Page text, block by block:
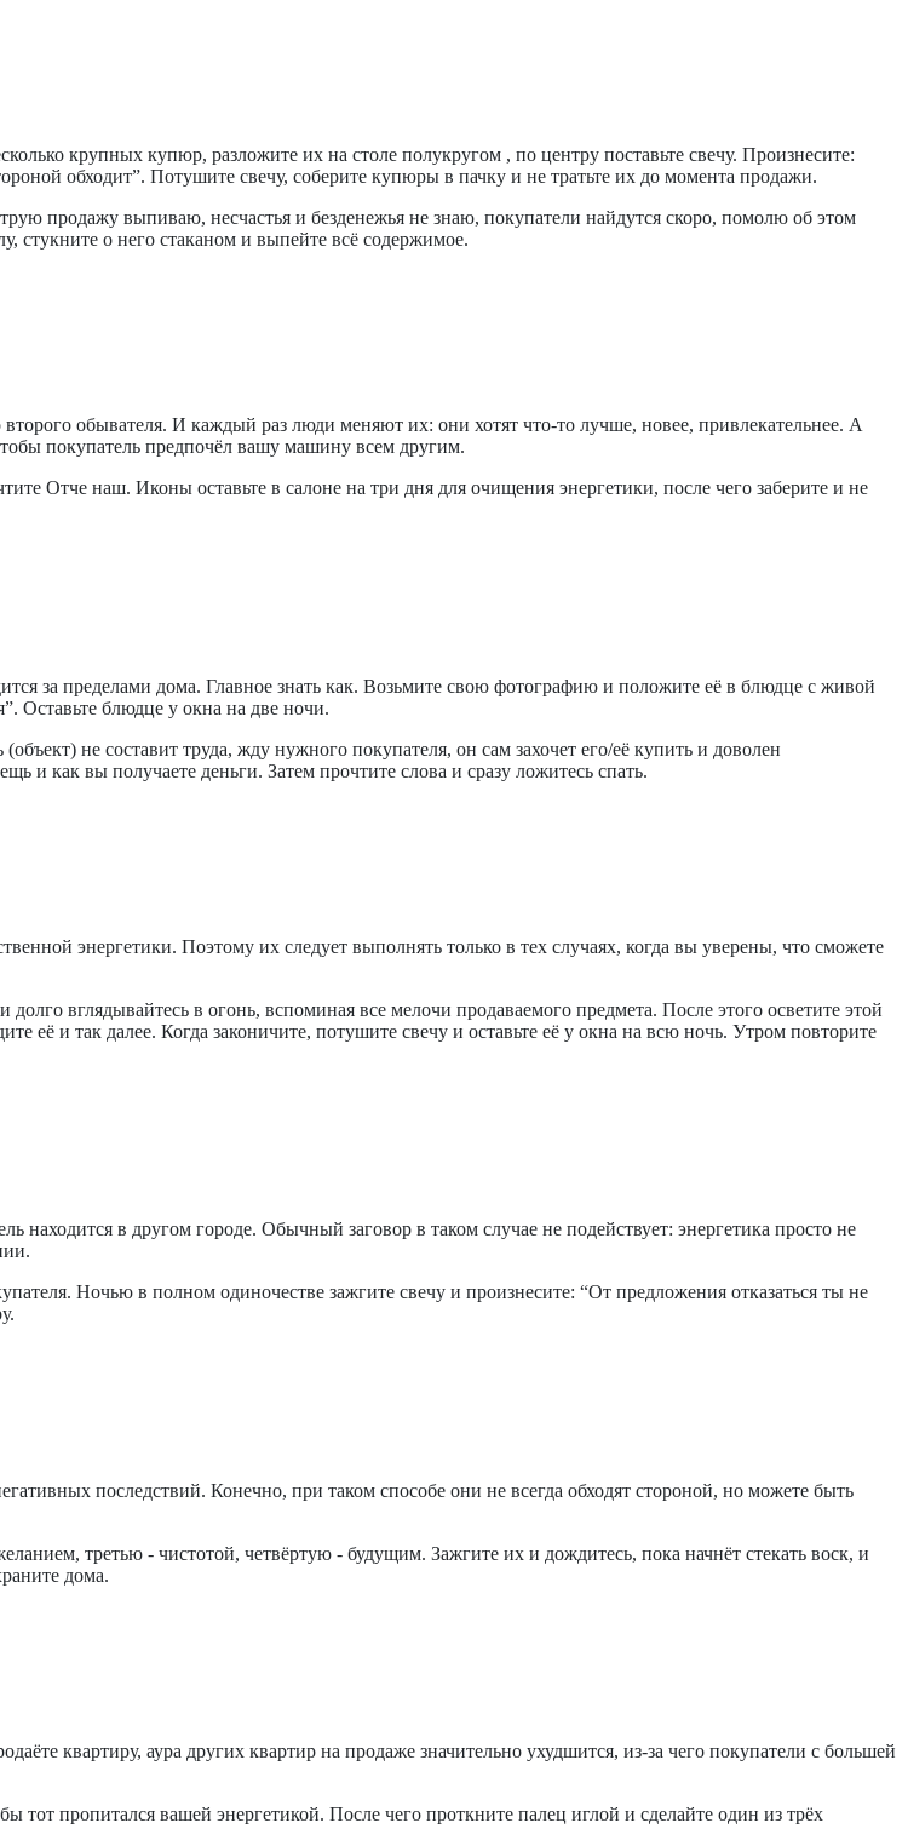
крупных купюр, разложите их на столе полукругом , по центру поставьте свечу. Произнесите:
обходит”. Потушите свечу, соберите купюры в пачку и не тратьте их до момента продажи.
продажу выпиваю, несчастья и безденежья не знаю, покупатели найдутся скоро, помолю об этом
стукните о него стаканом и выпейте всё содержимое.
обывателя. И каждый раз люди меняют их: они хотят что-то лучше, новее, привлекательнее. А
покупатель предпочёл вашу машину всем другим.
Отче наш. Иконы оставьте в салоне на три дня для очищения энергетики, после чего заберите и не
за пределами дома. Главное знать как. Возьмите свою фотографию и положите её в блюдце с живой
Оставьте блюдце у окна на две ночи.
не составит труда, жду нужного покупателя, он сам захочет его/её купить и доволен
и как вы получаете деньги. Затем прочтите слова и сразу ложитесь спать.
энергетики. Поэтому их следует выполнять только в тех случаях, когда вы уверены, что сможете
вглядывайтесь в огонь, вспоминая все мелочи продаваемого предмета. После этого осветите этой
её и так далее. Когда законичите, потушите свечу и оставьте её у окна на всю ночь. Утром повторите
в другом городе. Обычный заговор в таком случае не подействует: энергетика просто не
Ночью в полном одиночестве зажгите свечу и произнесите: “От предложения отказаться ты не
последствий. Конечно, при таком способе они не всегда обходят стороной, но можете быть
третью - чистотой, четвёртую - будущим. Зажгите их и дождитесь, пока начнёт стекать воск, и
дома.
квартиру, аура других квартир на продаже значительно ухудшится, из-за чего покупатели с большей
пропитался вашей энергетикой. После чего проткните палец иглой и сделайте один из трёх